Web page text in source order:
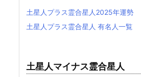
土星人プラス霊合星人2025年運勢
土星人プラス霊合星人 有名人一覧
土星人マイナス霊合星人